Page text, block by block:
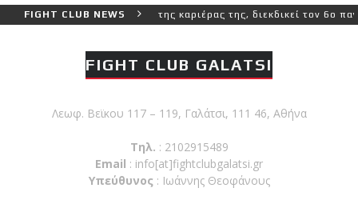
FIGHT CLUB NEWS
και πιο δύσκολο αγώνα της καριέρας της, διεκδικεί τον 6ο
FIGHT CLUB GALATSI
Λεωφ. Βεϊκου 117 – 119, Γαλάτσι, 111 46, Αθήνα
Τηλ. : 2102915489
Email : info[at]fightclubgalatsi.gr
Υπεύθυνος : Ιωάννης Θεοφάνους